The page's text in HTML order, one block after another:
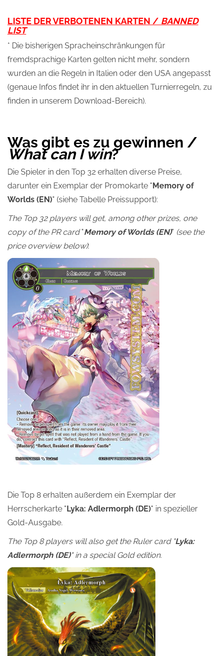
LISTE DER VERBOTENEN KARTEN / BANNED
LIST
* Die bisherigen Spracheinschränkungen für
fremdsprachige Karten gelten nicht mehr, sondern
wurden an die Regeln in Italien oder den USA angepasst
(genaue Infos findet ihr in den aktuellen Turnierregeln, zu
finden in unserem Download-Bereich).
Was gibt es zu gewinnen /
What can I win?
Die Spieler in den Top 32 erhalten diverse Preise,
darunter ein Exemplar der Promokarte " Memory of
Worlds (EN)" (siehe Tabelle Preissupport):
The Top 32 players will get, among other prizes, one
copy of the PR card"Memory of Worlds (EN)" (see the
price overview below):
Die Top 8 erhalten außerdem ein Exemplar der
Herrscherkarte " Lyka: Adlermorph (DE)" in spezieller
Gold-Ausgabe.
The Top 8 players will also get the Ruler card "Lyka:
Adlermorph (DE)" in a special Gold edition.